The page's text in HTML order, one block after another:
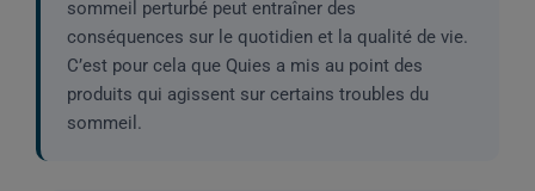
sommeil perturbé peut entraîner des
conséquences sur le quotidien et la qualité de vie.
C’est pour cela que Quies a mis au point des
produits qui agissent sur certains troubles du
sommeil.